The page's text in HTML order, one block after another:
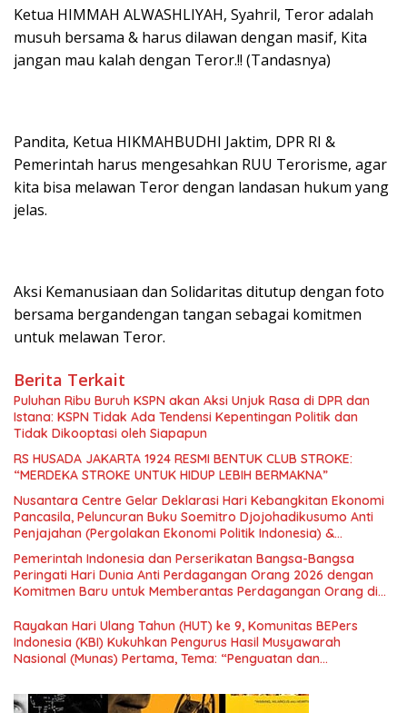
Ketua HIMMAH ALWASHLIYAH, Syahril, Teror adalah
musuh bersama & harus dilawan dengan masif, Kita
jangan mau kalah dengan Teror.!! (Tandasnya)
Pandita, Ketua HIKMAHBUDHI Jaktim, DPR RI &
Pemerintah harus mengesahkan RUU Terorisme, agar
kita bisa melawan Teror dengan landasan hukum yang
jelas.
Aksi Kemanusiaan dan Solidaritas ditutup dengan foto
bersama bergandengan tangan sebagai komitmen
untuk melawan Teror.
Berita Terkait
Puluhan Ribu Buruh KSPN akan Aksi Unjuk Rasa di DPR dan
Istana: KSPN Tidak Ada Tendensi Kepentingan Politik dan
Tidak Dikooptasi oleh Siapapun
RS HUSADA JAKARTA 1924 RESMI BENTUK CLUB STROKE:
“MERDEKA STROKE UNTUK HIDUP LEBIH BERMAKNA”
Nusantara Centre Gelar Deklarasi Hari Kebangkitan Ekonomi
Pancasila, Peluncuran Buku Soemitro Djojohadikusumo Anti
Penjajahan (Pergolakan Ekonomi Politik Indonesia) &
Simposium Nasional “Urgensi Undang-Undang Perekonomian
Nasional dan Kesejahteraan Sosial dalam Menata Bangsa
Menuju Indonesia Emas 2045”,
Pemerintah Indonesia dan Perserikatan Bangsa-Bangsa
Peringati Hari Dunia Anti Perdagangan Orang 2026 dengan
Komitmen Baru untuk Memberantas Perdagangan Orang di
Rayakan Hari Ulang Tahun (HUT) ke 9, Komunitas BEPers
Indonesia (KBI) Kukuhkan Pengurus Hasil Musyawarah
Nasional (Munas) Pertama, Tema: “Penguatan dan
Indonesia dan Mancanegara”.